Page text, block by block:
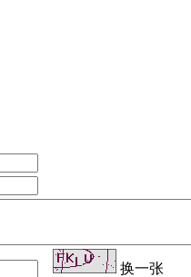
换一张